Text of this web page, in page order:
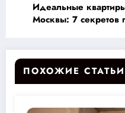
Идеальные
Москвы: 7 секретов
ПОХОЖИЕ СТАТЬИ